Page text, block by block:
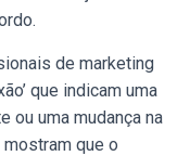
de marketing
que indicam uma
ou uma mudança na
que o